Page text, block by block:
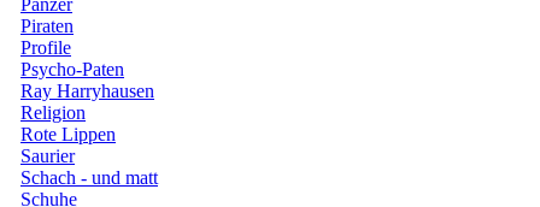
Panzer
Piraten
Profile
Psycho-Paten
Ray Harryhausen
Religion
Rote Lippen
Saurier
Schach - und matt
Schuhe